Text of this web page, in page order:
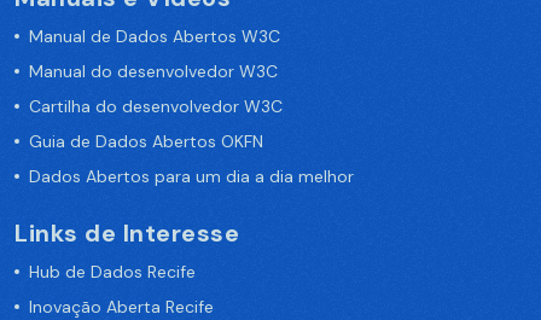
Manual de Dados Abertos W3C
Manual do desenvolvedor W3C
Cartilha do desenvolvedor W3C
Guia de Dados Abertos OKFN
Dados Abertos para um dia a dia melhor
Links de Interesse
Hub de Dados Recife
Inovação Aberta Recife